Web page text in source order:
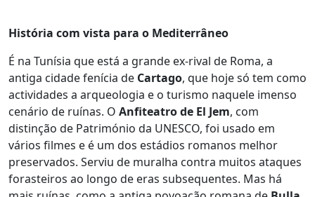
História com vista para o Mediterrâneo
É na Tunísia que está a grande ex-rival de Roma, a
antiga cidade fenícia de Cartago, que hoje só tem como
actividades a arqueologia e o turismo naquele imenso
cenário de ruínas. O Anfiteatro de El Jem, com
distinção de Património da UNESCO, foi usado em
vários filmes e é um dos estádios romanos melhor
preservados. Serviu de muralha contra muitos ataques
forasteiros ao longo de eras subsequentes. Mas há